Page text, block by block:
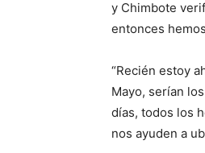
y Chimbote
entonces
“Recién estoy
Mayo, serían
días, todos los
nos ayuden a